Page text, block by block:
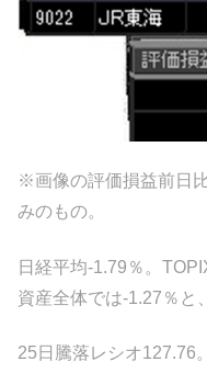
※画像の評価損益前日
みのもの。
日経平均-1.79％。
資産全体では-1.27％と
25日騰落レシオ127.76